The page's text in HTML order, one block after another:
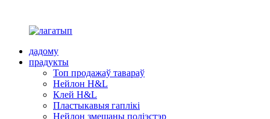
дадому
прадукты
Топ продажаў тавараў
Нейлон H&L
Клей H&L
Пластыкавыя гаплікі
Нейлон змешаны поліэстэр